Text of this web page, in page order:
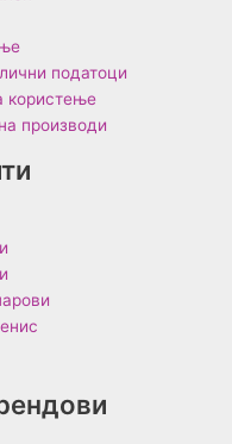
податоци
користење
производи